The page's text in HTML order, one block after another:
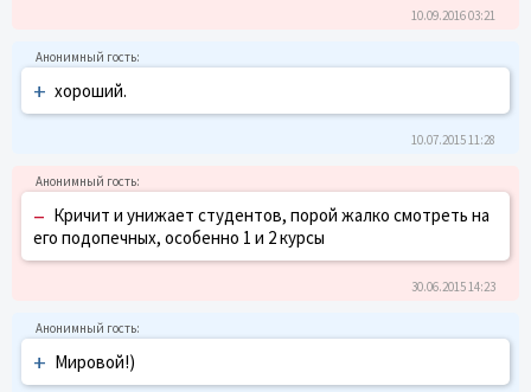
10.09.2016 03:21
+ хороший.
10.07.2015 11:28
– Кричит и унижает студентов, порой жалко смотреть на
его подопечных, особенно 1 и 2 курсы
30.06.2015 14:23
+ Мировой!)